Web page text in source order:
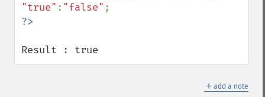
"true" : "false"
Result : true
＋ add a note